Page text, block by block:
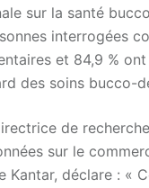
sur la santé
interrogées
et 84,9 %
des soins bucco-
de
sur le
Kantar, déclare : «